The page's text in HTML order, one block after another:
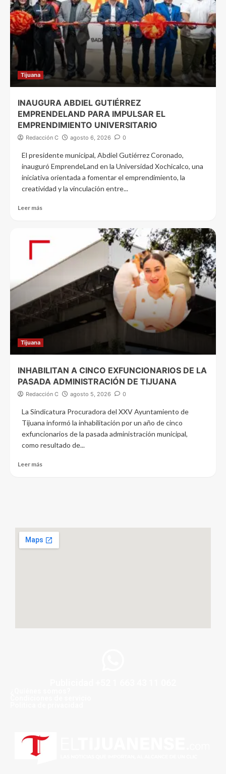
Tijuana
INAUGURA ABDIEL GUTIÉRREZ
EMPRENDELAND PARA IMPULSAR EL
EMPRENDIMIENTO UNIVERSITARIO
Redacción C agosto 6, 2026 0
El presidente municipal, Abdiel Gutiérrez Coronado,
inauguró EmprendeLand en la Universidad Xochicalco, una
iniciativa orientada a fomentar el emprendimiento, la
creatividad y la vinculación entre...
Leer más
Tijuana
INHABILITAN A CINCO EXFUNCIONARIOS DE LA
PASADA ADMINISTRACIÓN DE TIJUANA
Redacción C agosto 5, 2026 0
La Sindicatura Procuradora del XXV Ayuntamiento de
Tijuana informó la inhabilitación por un año de cinco
exfuncionarios de la pasada administración municipal,
como resultado de...
Leer más